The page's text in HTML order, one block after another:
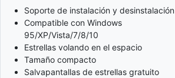
Soporte de instalación y desinstalación
Compatible con Windows
95/XP/Vista/7/8/10
Estrellas volando en el espacio
Tamaño compacto
Salvapantallas de estrellas gratuito